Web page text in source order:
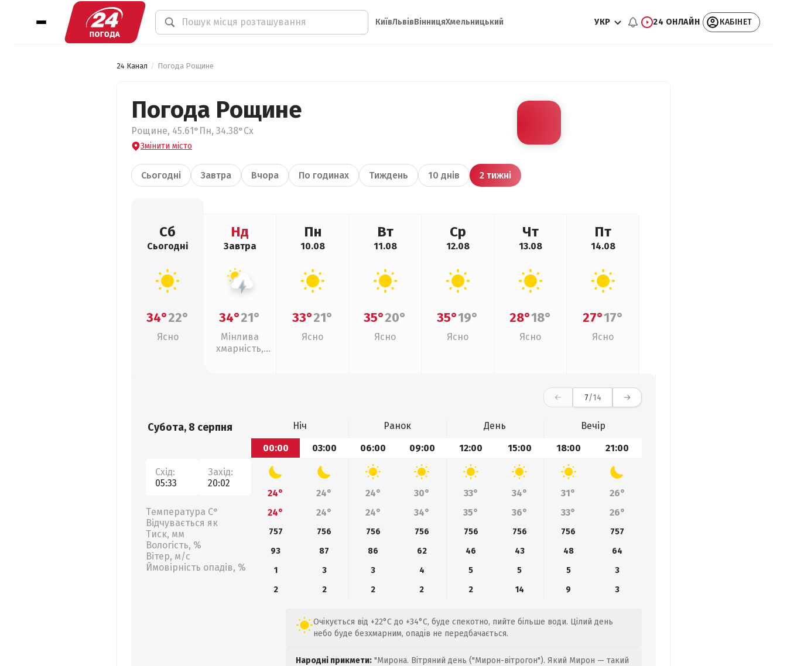
КиївЛьвівВінницяХмельницький УКР 24 ОНЛАЙН КАБІНЕТ
24 Канал Погода Рощине
Погода Рощине
Рощине, 45.61°Пн, 34.38°Сх
Змінити місто
Сьогодні Завтра Вчора По годинах Тиждень 10 днів 2 тижні
Сб
Сьогодні
34°22°
Ясно
Нд
Завтра
34°21°
Мінлива
хмарність,
Пн
10.08
33°21°
Ясно
Вт
11.08
35°20°
Ясно
Ср
12.08
35°19°
Ясно
Чт
13.08
28°18°
Ясно
Пт
14.08
27°17°
Ясно
7/14
Субота, 8 серпня
Схід:
05:33
Захід:
20:02
Температура С°
Відчувається як
Тиск, мм
Вологість, %
Вітер, м/с
Ймовірність опадів, %
Ніч Ранок День
Вечір
00:00
03:00 06:00 09:00 12:00 15:00 18:00 21:00
24° 24° 24° 30° 33° 34° 31°
26°
24°
24° 24° 34° 35° 36° 33° 26°
757 756 756 756 756 756 756
757
93
87 86 62 46 43 48
64
1
3 3 4 5 5 5
3
2
2 2 2 2 14 9 3
Очікується від +22°C до +34°C, буде спекотно, пийте більше води. Цілий день
небо буде безхмарним, опадів не передбачається.
Народні прикмети: "Мирона. Вітряний день ("Мирон-вітрогон"). Який Мирон — такий